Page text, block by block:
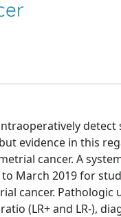
evidence in this
cancer. A
March 2019 for
cancer.
(LR+ and LR-),